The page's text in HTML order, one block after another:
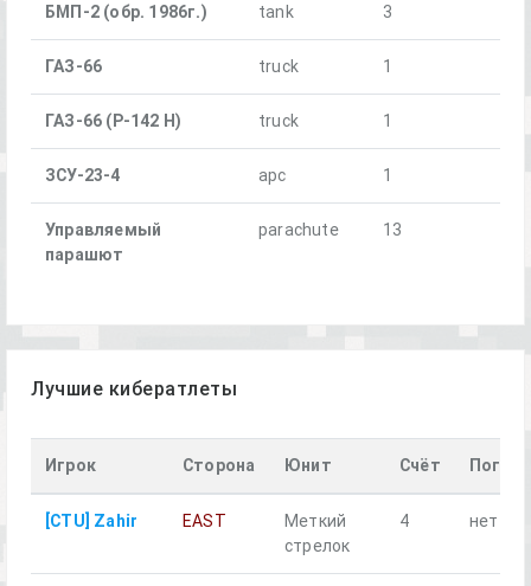
БМП-2 (обр. 1986г.) tank 3
ГАЗ-66 truck 1
ГАЗ-66 (Р-142 Н) truck 1
ЗСУ-23-4 apc 1
Управляемый
парашют
parachute 13
Лучшие кибератлеты
Игрок Сторона Юнит Счёт Погиб
[CTU] Zahir EAST
Меткий
стрелок
4 нет